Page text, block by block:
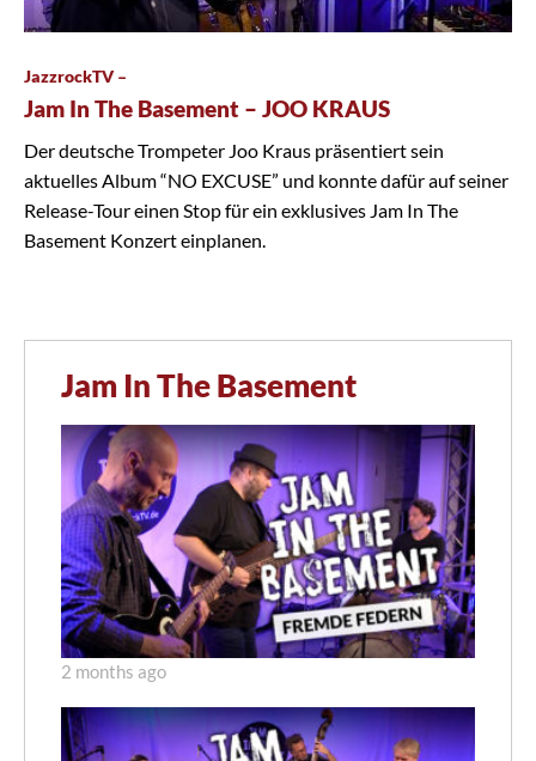
JazzrockTV –
Jam In The Basement – JOO KRAUS
Der deutsche Trompeter Joo Kraus präsentiert sein
aktuelles Album “NO EXCUSE” und konnte dafür auf seiner
Release-Tour einen Stop für ein exklusives Jam In The
Basement Konzert einplanen.
Jam In The Basement
2 months ago